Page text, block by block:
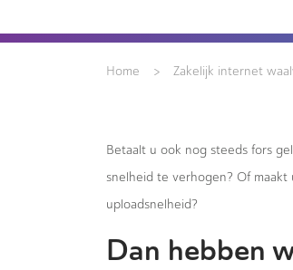
Home > Zakelijk internet
Betaalt u ook nog steeds fors
snelheid te verhogen? Of
uploadsnelheid?
Dan hebben